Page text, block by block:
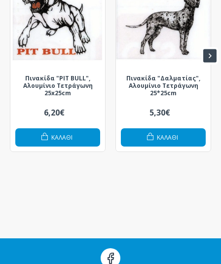
Πινακίδα "PIT BULL",
Αλουμίνιο Τετράγωνη
25x25cm
6,20€
ΚΑΛΆΘΙ
Πινακίδα "Δαλματίας",
Αλουμίνιο Τετράγωνη
25*25cm
5,30€
ΚΑΛΆΘΙ